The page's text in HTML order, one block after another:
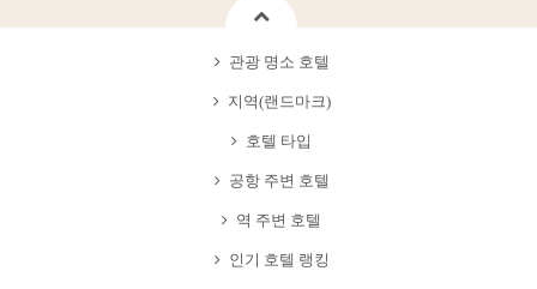
관광 명소 호텔
지역(랜드마크)
호텔 타입
공항 주변 호텔
역 주변 호텔
인기 호텔 랭킹